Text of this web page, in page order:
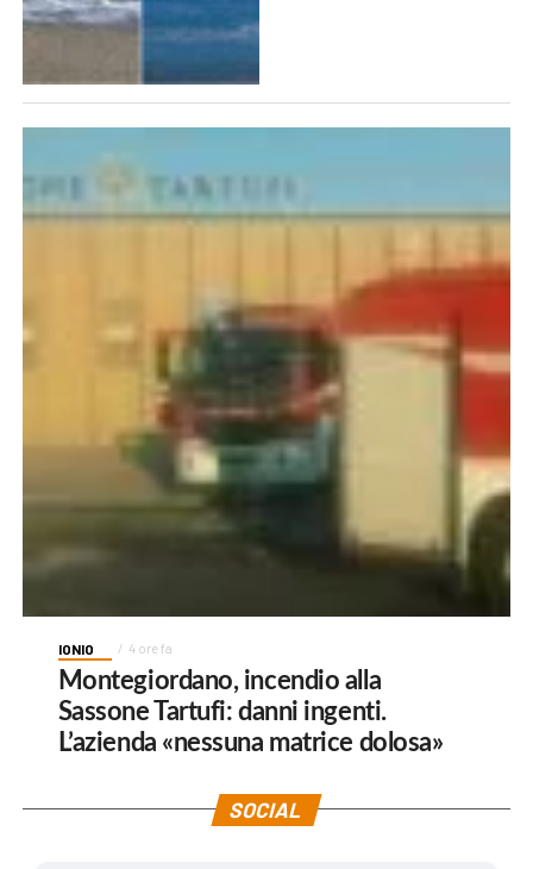
IONIO 4 ore fa
Montegiordano, incendio alla
Sassone Tartufi: danni ingenti.
L’azienda «nessuna matrice dolosa»
SOCIAL